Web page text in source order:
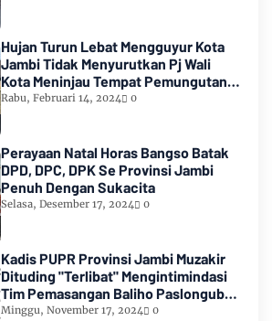
Hujan Turun Lebat Mengguyur Kota
Jambi Tidak Menyurutkan Pj Wali
Kota Meninjau Tempat Pemungutan
Suara Pemilu 2024
Rabu, Februari 14, 2024 0
Perayaan Natal Horas Bangso Batak
DPD, DPC, DPK Se Provinsi Jambi
Penuh Dengan Sukacita
Selasa, Desember 17, 2024 0
Kadis PUPR Provinsi Jambi Muzakir
Dituding "Terlibat" Mengintimindasi
Tim Pemasangan Baliho Paslongub
Romi-Sudirman
Minggu, November 17, 2024 0